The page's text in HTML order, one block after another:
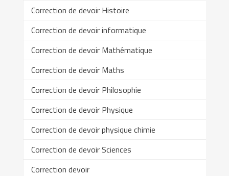
Correction de devoir Histoire
Correction de devoir informatique
Correction de devoir Mathématique
Correction de devoir Maths
Correction de devoir Philosophie
Correction de devoir Physique
Correction de devoir physique chimie
Correction de devoir Sciences
Correction devoir